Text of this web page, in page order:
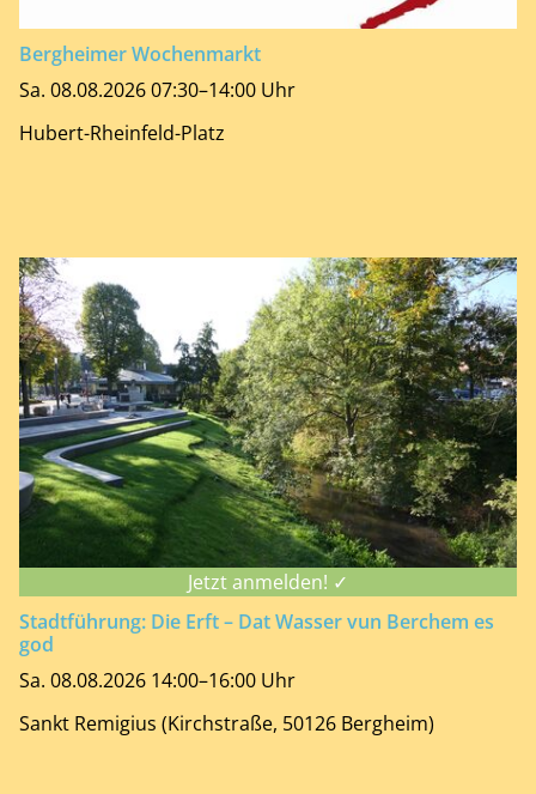
Bergheimer Wochenmarkt
Sa. 08.08.2026 07:30–14:00 Uhr
Hubert-Rheinfeld-Platz
Jetzt anmelden! ✓
Stadtführung: Die Erft – Dat Wasser vun Berchem es
god
Sa. 08.08.2026 14:00–16:00 Uhr
Sankt Remigius (Kirchstraße, 50126 Bergheim)